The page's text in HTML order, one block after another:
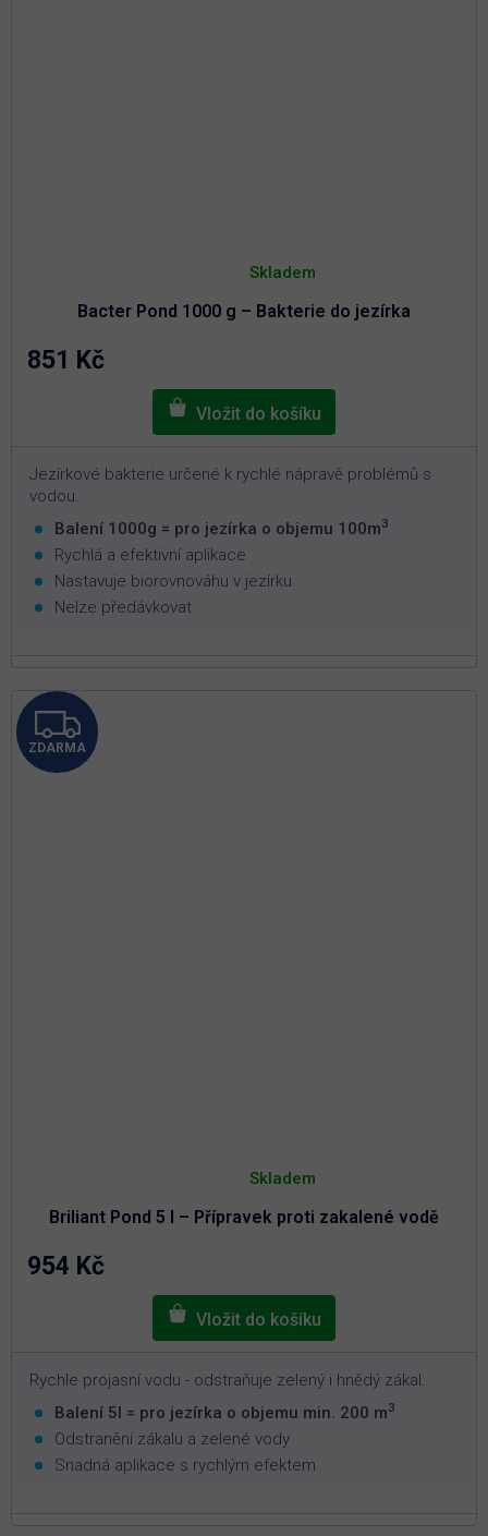
Bacter Pond 1000 g – Bakterie do jezírka
hodnocení
je
5,0
Skladem
851 Kč
Jezírkové bakterie určené k rychlé nápravě problémů s
vodou.
Balení 1000g = pro jezírka o objemu 100m3
Rychlá a efektivní aplikace
Nastavuje biorovnováhu v jezírku
Nelze předávkovat
Z
D
ZDARMA
Briliant Pond 5 l – Přípravek proti zakalené vodě
hodnocení
je
5,0
Skladem
954 Kč
Rychle projasní vodu - odstraňuje zelený i hnědý zákal.
Balení 5l = pro jezírka o objemu min. 200 m3
Odstranění zákalu a zelené vody
Snadná aplikace s rychlým efektem